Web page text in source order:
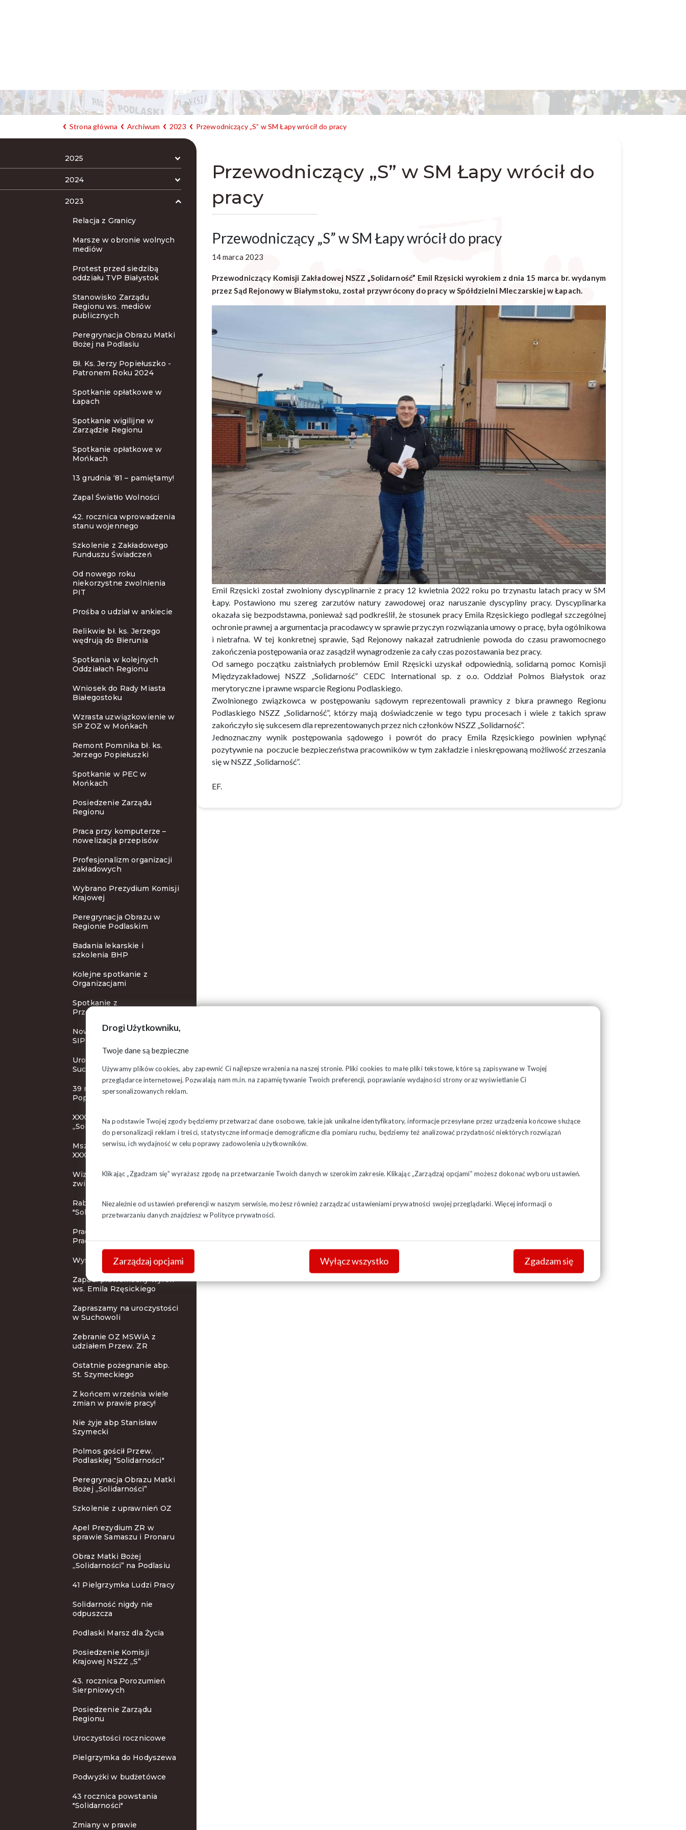
Drogi Użytkowniku,
Twoje dane są bezpieczne
Używamy plików cookies, aby zapewnić Ci najlepsze wrażenia na naszej stronie. Pliki cookies to małe pliki tekstowe, które są zapisywane w Twojej
przeglądarce internetowej. Pozwalają nam m.in. na zapamiętywanie Twoich preferencji, poprawianie wydajności strony oraz wyświetlanie Ci
spersonalizowanych reklam.
Na podstawie Twojej zgody będziemy przetwarzać dane osobowe, takie jak unikalne identyfikatory, informacje przesyłane przez urządzenia końcowe służące
do personalizacji reklam i treści, statystyczne informacje demograficzne dla pomiaru ruchu, będziemy też analizować przydatność niektórych rozwiązań
serwisu, ich wydajność w celu poprawy zadowolenia użytkowników.
Klikając „Zgadzam się” wyrażasz zgodę na przetwarzanie Twoich danych w szerokim zakresie. Klikając „Zarządzaj opcjami” możesz dokonać wyboru ustawień.
Niezależnie od ustawień preferencji w naszym serwisie, możesz również zarządzać ustawieniami prywatności swojej przeglądarki. Więcej informacji o
przetwarzaniu danych znajdziesz wPolityce prywatności.
Zarządzaj opcjami Wyłącz wszystko Zgadzam się
Strona główna Archiwum 2023 Przewodniczący „S” w SM Łapy wrócił do pracy
2025
2024
2023
Relacja z Granicy
Marsze w obronie wolnych
mediów
Protest przed siedzibą
oddziału TVP Białystok
Stanowisko Zarządu
Regionu ws. mediów
publicznych
Peregrynacja Obrazu Matki
Bożej na Podlasiu
Bł. Ks. Jerzy Popiełuszko -
Patronem Roku 2024
Spotkanie opłatkowe w
Łapach
Spotkanie wigilijne w
Zarządzie Regionu
Spotkanie opłatkowe w
Mońkach
13 grudnia ‘81 – pamiętamy!
Zapal Światło Wolności
42. rocznica wprowadzenia
stanu wojennego
Szkolenie z Zakładowego
Funduszu Świadczeń
Od nowego roku
niekorzystne zwolnienia
PIT
Prośba o udział w ankiecie
Relikwie bł. ks. Jerzego
wędrują do Bierunia
Spotkania w kolejnych
Oddziałach Regionu
Wniosek do Rady Miasta
Białegostoku
Wzrasta uzwiązkowienie w
SP ZOZ w Mońkach
Remont Pomnika bł. ks.
Jerzego Popiełuszki
Spotkanie w PEC w
Mońkach
Posiedzenie Zarządu
Regionu
Praca przy komputerze –
nowelizacja przepisów
Profesjonalizm organizacji
zakładowych
Wybrano Prezydium Komisji
Krajowej
Peregrynacja Obrazu w
Regionie Podlaskim
Badania lekarskie i
szkolenia BHP
Kolejne spotkanie z
Organizacjami
Spotkanie z
Przewodniczącym ZR
Nowy cykl szkoleń Klubu
SIP
Uroczystości rocznicowe w
Suchowoli
39 rocznica śmierci bł. ks.
Popiełuszki
XXXI KZD NSZZ
„Solidarność”
Msza Święta inaugurująca
XXXI KZD
Wizerunek działacza
związkowego
Rabaty dla członków
"Solidarności"
Pracodawca Przyjazny
Pracownikom
Wystawa i koncert
Zapadł prawomocny wyrok
ws. Emila Rzęsickiego
Zapraszamy na uroczystości
w Suchowoli
Zebranie OZ MSWiA z
udziałem Przew. ZR
Ostatnie pożegnanie abp.
St. Szymeckiego
Z końcem września wiele
zmian w prawie pracy!
Nie żyje abp Stanisław
Szymecki
Polmos gościł Przew.
Podlaskiej "Solidarności"
Peregrynacja Obrazu Matki
Bożej „Solidarności”
Szkolenie z uprawnień OZ
Apel Prezydium ZR w
sprawie Samaszu i Pronaru
Obraz Matki Bożej
„Solidarności” na Podlasiu
41 Pielgrzymka Ludzi Pracy
Solidarność nigdy nie
odpuszcza
Podlaski Marsz dla Życia
Posiedzenie Komisji
Krajowej NSZZ „S”
43. rocznica Porozumień
Sierpniowych
Posiedzenie Zarządu
Regionu
Uroczystości rocznicowe
Pielgrzymka do Hodyszewa
Podwyżki w budżetówce
43 rocznica powstania
"Solidarności"
Zmiany w prawie
Przewodniczący „S” w SM Łapy wrócił do
pracy
Przewodniczący „S” w SM Łapy wrócił do pracy
14 marca 2023
Przewodniczący Komisji Zakładowej NSZZ „Solidarność” Emil Rzęsicki wyrokiem z dnia 15 marca br. wydanym
przez Sąd Rejonowy w Białymstoku, został przywrócony do pracy w Spółdzielni Mleczarskiej w Łapach.
Emil Rzęsicki został zwolniony dyscyplinarnie z pracy 12 kwietnia 2022 roku po trzynastu latach pracy w SM
Łapy. Postawiono mu szereg zarzutów natury zawodowej oraz naruszanie dyscypliny pracy. Dyscyplinarka
okazała się bezpodstawna, ponieważ sąd podkreślił, że stosunek pracy Emila Rzęsickiego podlegał szczególnej
ochronie prawnej a argumentacja pracodawcy w sprawie przyczyn rozwiązania umowy o pracę, była ogólnikowa
i nietrafna. W tej konkretnej sprawie, Sąd Rejonowy nakazał zatrudnienie powoda do czasu prawomocnego
zakończenia postępowania oraz zasądził wynagrodzenie za cały czas pozostawania bez pracy.
Od samego początku zaistniałych problemów Emil Rzęsicki uzyskał odpowiednią, solidarną pomoc Komisji
Międzyzakładowej NSZZ „Solidarność” CEDC International sp. z o.o. Oddział Polmos Białystok oraz
merytoryczne i prawne wsparcie Regionu Podlaskiego.
Zwolnionego związkowca w postępowaniu sądowym reprezentowali prawnicy z biura prawnego Regionu
Podlaskiego NSZZ „Solidarność”, którzy mają doświadczenie w tego typu procesach i wiele z takich spraw
zakończyło się sukcesem dla reprezentowanych przez nich członków NSZZ „Solidarność”.
Jednoznaczny wynik postępowania sądowego i powrót do pracy Emila Rzęsickiego powinien wpłynąć
pozytywnie na poczucie bezpieczeństwa pracowników w tym zakładzie i nieskrępowaną możliwość zrzeszania
się w NSZZ „Solidarność”.
EF.